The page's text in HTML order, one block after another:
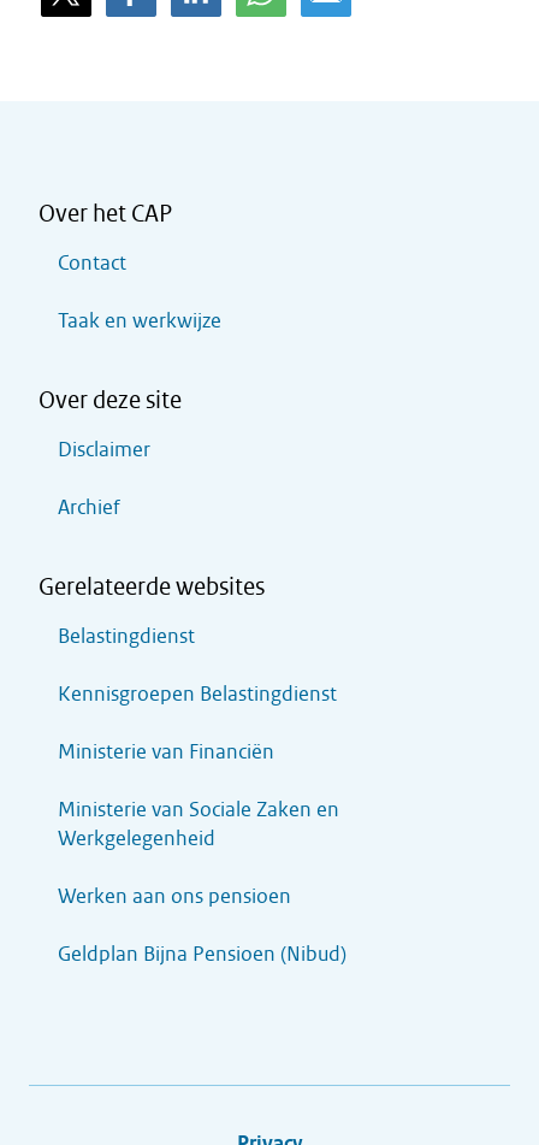
Over het CAP
Contact
Taak en werkwijze
Over deze site
Disclaimer
Archief
Gerelateerde websites
Belastingdienst
Kennisgroepen Belastingdienst
Ministerie van Financiën
Ministerie van Sociale Zaken en
Werkgelegenheid
Werken aan ons pensioen
Geldplan Bijna Pensioen (Nibud)